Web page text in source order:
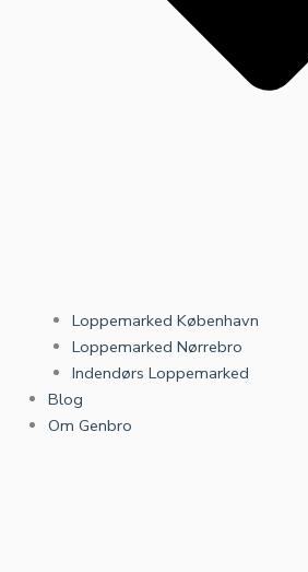
Loppemarked København
Loppemarked Nørrebro
Indendørs Loppemarked
Blog
Om Genbro